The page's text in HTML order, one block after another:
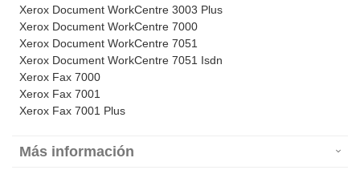
Xerox Document WorkCentre 3003 Plus
Xerox Document WorkCentre 7000
Xerox Document WorkCentre 7051
Xerox Document WorkCentre 7051 Isdn
Xerox Fax 7000
Xerox Fax 7001
Xerox Fax 7001 Plus
Más información